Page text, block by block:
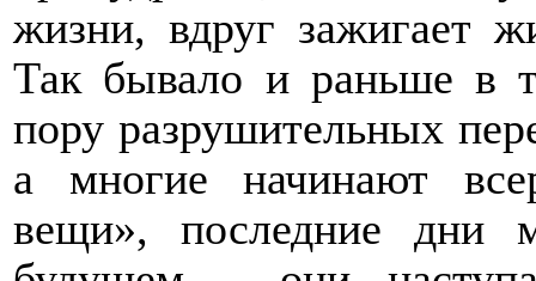
жизни, вдруг зажигает
Так бывало и раньше в
пору разрушительных
а многие начинают
вещи», последние дни